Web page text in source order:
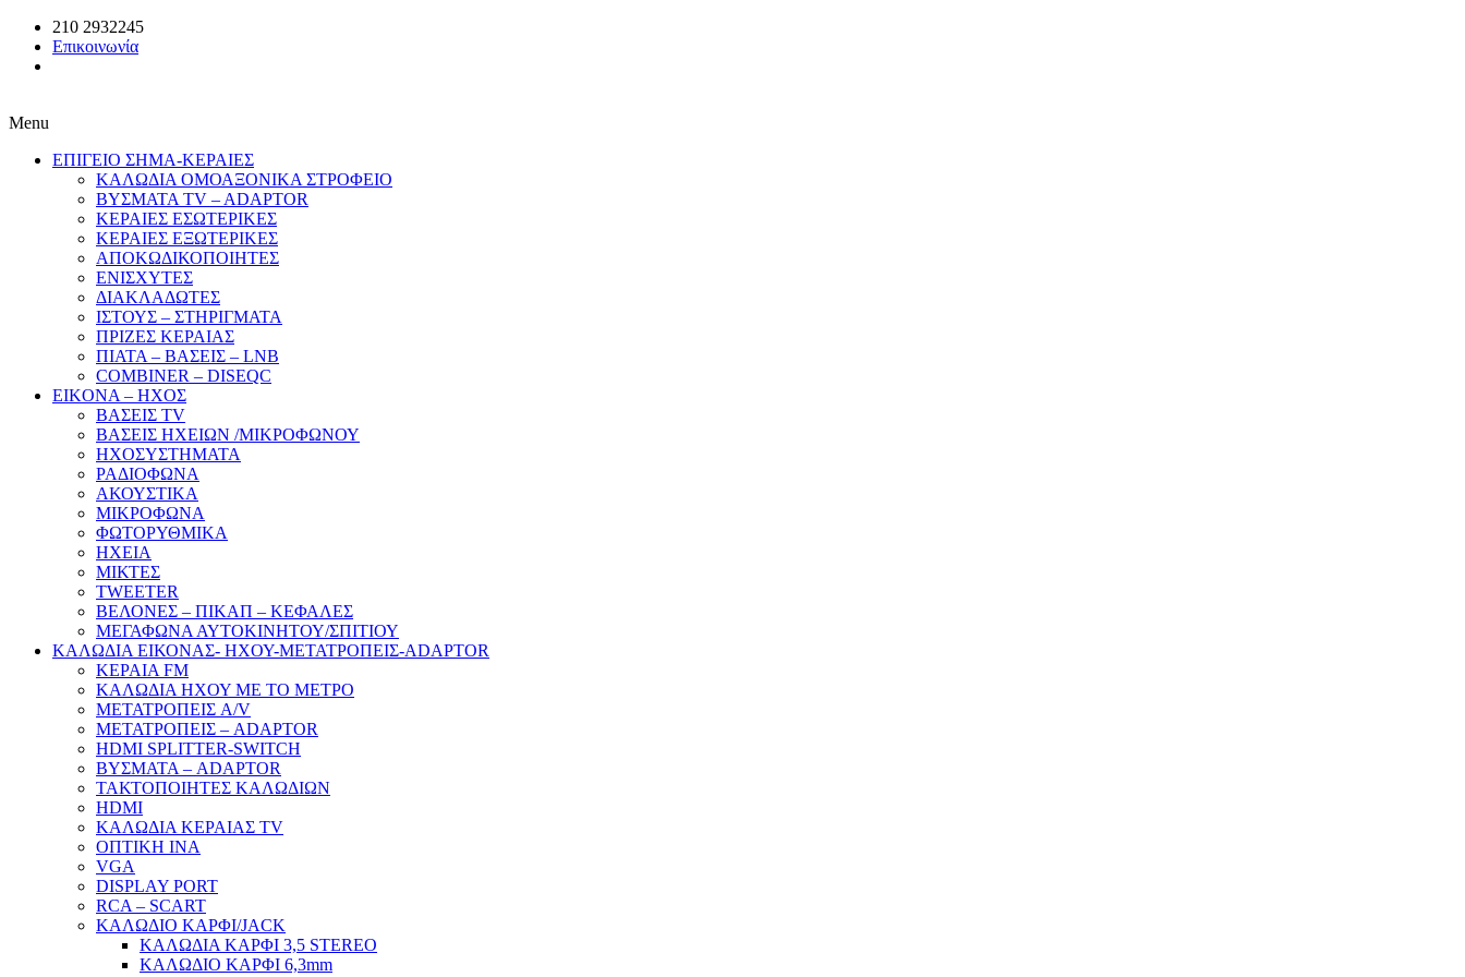
210 2932245
Επικοινωνία
Menu
ΕΠΙΓΕΙΟ ΣΗΜΑ-ΚΕΡΑΙΕΣ
ΚΑΛΩΔΙΑ ΟΜΟΑΞΟΝΙΚΑ ΣΤΡΟΦΕΙΟ
ΒΥΣΜΑΤΑ TV – ADAPTOR
ΚΕΡΑΙΕΣ ΕΣΩΤΕΡΙΚΕΣ
ΚΕΡΑΙΕΣ ΕΞΩΤΕΡΙΚΕΣ
ΑΠΟΚΩΔΙΚΟΠΟΙΗΤΕΣ
ΕΝΙΣΧΥΤΕΣ
ΔΙΑΚΛΑΔΩΤΕΣ
ΙΣΤΟΥΣ – ΣΤΗΡΙΓΜΑΤΑ
ΠΡΙΖΕΣ ΚΕΡΑΙΑΣ
ΠΙΑΤΑ – ΒΑΣΕΙΣ – LNB
COMBINER – DISEQC
EIKONA – ΗΧΟΣ
ΒΑΣΕΙΣ TV
ΒΑΣΕΙΣ ΗΧΕΙΩΝ /ΜΙΚΡΟΦΩΝΟΥ
ΗΧΟΣΥΣΤΗΜΑΤΑ
ΡΑΔΙΟΦΩΝΑ
ΑΚΟΥΣΤΙΚΑ
ΜΙΚΡΟΦΩΝΑ
ΦΩΤΟΡΥΘΜΙΚΑ
ΗΧΕΙΑ
ΜΙΚΤΕΣ
TWEETER
ΒΕΛΟΝΕΣ – ΠΙΚΑΠ – ΚΕΦΑΛΕΣ
ΜΕΓΑΦΩΝΑ ΑΥΤΟΚΙΝΗΤΟΥ/ΣΠΙΤΙΟΥ
ΚΑΛΩΔΙΑ ΕΙΚΟΝΑΣ- ΗΧΟΥ-ΜΕΤΑΤΡΟΠΕΙΣ-ADAPTOR
ΚΕΡΑΙΑ FM
ΚΑΛΩΔΙΑ ΗΧΟΥ ΜΕ ΤΟ ΜΕΤΡΟ
ΜΕΤΑΤΡΟΠΕΙΣ A/V
ΜΕΤΑΤΡΟΠΕΙΣ – ADAPTOR
HDMI SPLITTER-SWITCH
ΒΥΣΜΑΤΑ – ADAPTOR
ΤΑΚΤΟΠΟΙΗΤΕΣ ΚΑΛΩΔΙΩΝ
HDMI
ΚΑΛΩΔΙΑ ΚΕΡΑΙΑΣ TV
ΟΠΤΙΚΗ ΙΝΑ
VGA
DISPLAY PORT
RCA – SCART
ΚΑΛΩΔΙΟ ΚΑΡΦΙ/JACK
ΚΑΛΩΔΙΑ ΚΑΡΦΙ 3,5 STEREO
ΚΑΛΩΔΙΟ ΚΑΡΦΙ 6,3mm